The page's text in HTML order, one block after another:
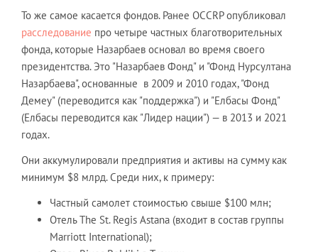
То же самое касается фондов. Ранее OCCRP опубликовал
расследование про четыре частных благотворительных
фонда, которые Назарбаев основал во время своего
президентства. Это "Назарбаев Фонд" и "Фонд Нурсултана
Назарбаева", основанные в 2009 и 2010 годах, "Фонд
Демеу" (переводится как "поддержка") и "Елбасы Фонд"
(Елбасы переводится как "Лидер нации") — в 2013 и 2021
годах.
Они аккумулировали предприятия и активы на сумму как
минимум $8 млрд. Среди них, к примеру:
Частный самолет стоимостью свыше $100 млн;
Отель The St. Regis Astana (входит в состав группы
Marriott International);